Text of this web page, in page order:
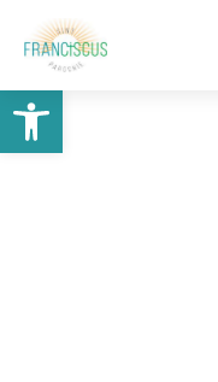
Toolbar openen